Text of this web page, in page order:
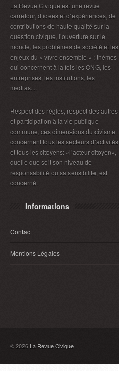
La Revue Civique est une revue
carrefour, d’idées et d’expériences, de
contributions de haute qualité sur la
question civique, l’ouverture sur le
monde, les problèmes de société et les
enjeux du « vivre ensemble » ; thèmes
qui concernent à la fois les ONG, les
entreprises, les institutions, les
médias....
Respect des règles, respect des autres
et participation à la vie publique
commune, ces dimensions du civisme
concernent tous les secteurs d’activités
et tous les citoyens: «l’acteur-citoyen»,
quelle que soit son niveau de
responsabilité ou sa sensibilité, est
concerné.
Informations
Contact
Mentions Légales
© 2026 La Revue Civique